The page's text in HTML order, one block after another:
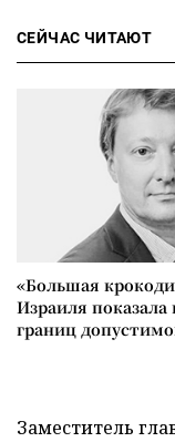
СЕЙЧАС ЧИТАЮТ
«Большая
Израиля
границ
Заместитель